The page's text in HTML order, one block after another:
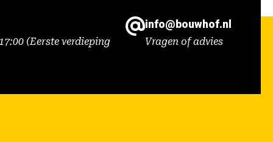
(Eerste verdieping
info@bouwhof.nl
Vragen of advies